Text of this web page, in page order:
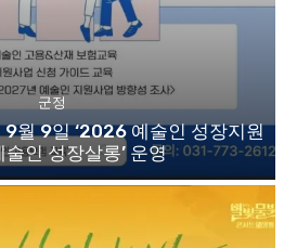
군정
월 9일 ‘2026 예술인 성장지원
인 성장살롱’ 운영